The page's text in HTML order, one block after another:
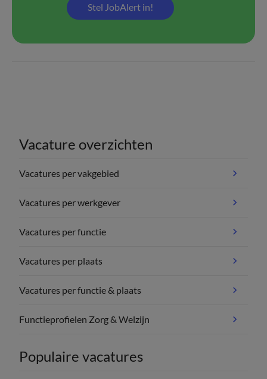
Stel JobAlert in!
Vacature overzichten
Vacatures per vakgebied
Vacatures per werkgever
Vacatures per functie
Vacatures per plaats
Vacatures per functie & plaats
Functieprofielen Zorg & Welzijn
Populaire vacatures